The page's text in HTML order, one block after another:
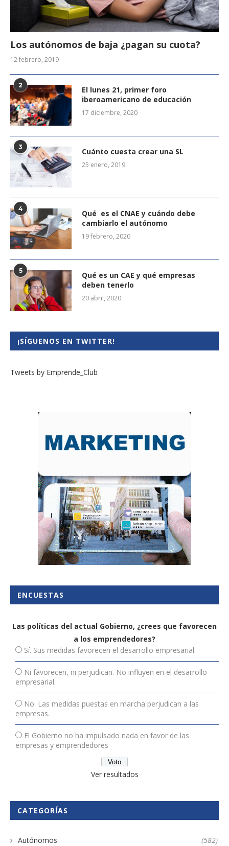
Los autónomos de baja ¿pagan su cuota?
12 febrero, 2019
2
El lunes 21, primer foro
iberoamericano de educación
17 diciembre, 2020
3 Cuánto cuesta crear una SL
25 enero, 2019
4
Qué es el CNAE y cuándo debe
cambiarlo el autónomo
19 febrero, 2020
5
Qué es un CAE y qué empresas
deben tenerlo
20 abril, 2020
¡SÍGUENOS EN TWITTER!
Tweets by Emprende_Club
ENCUESTAS
Las políticas del actual Gobierno, ¿crees que favorecen
a los emprendedores?
Sí. Sus medidas favorecen el desarrollo empresarial.
Ni favorecen, ni perjudican. No influyen en el desarrollo
empresarial.
No. Las medidas puestas en marcha perjudican a las
empresas.
El Gobierno no ha impulsado nada en favor de las
empresas y emprendedores
Ver resultados
CATEGORÍAS
Autónomos (582)